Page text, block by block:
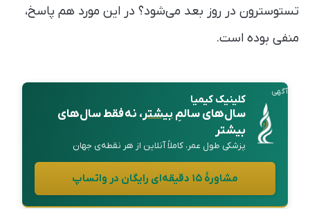
تستوسترون در روز بعد می‌شود؟ در این مورد هم پاسخ،
منفی بوده است.
آگهی
کلینیک کیمیا
سال‌های سالمِبیشتر، نه فقط سال‌های
بیشتر
پزشکی طول عمر، کاملاً آنلاین از هر نقطه‌ی جهان
مشاورهٔ ۱۵ دقیقه‌ای رایگان در واتساپ